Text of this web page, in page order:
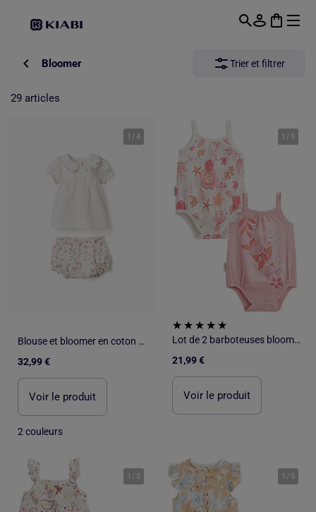
Bloomer Trier et filtrer
29 articles
1 /4
Blouse et bloomer en coton avec volants
32,99 €
Voir le produit
2 couleurs
1 / 5
Lot de 2 barboteuses bloomer bébé en gaze de coton Bahamas
21,99 €
Voir le produit
1 / 5 1 / 5